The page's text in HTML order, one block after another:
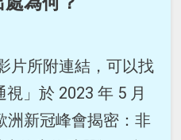
片所附連結，可以找
視」於 2023 年 5 月
洲新冠峰會揭密：非